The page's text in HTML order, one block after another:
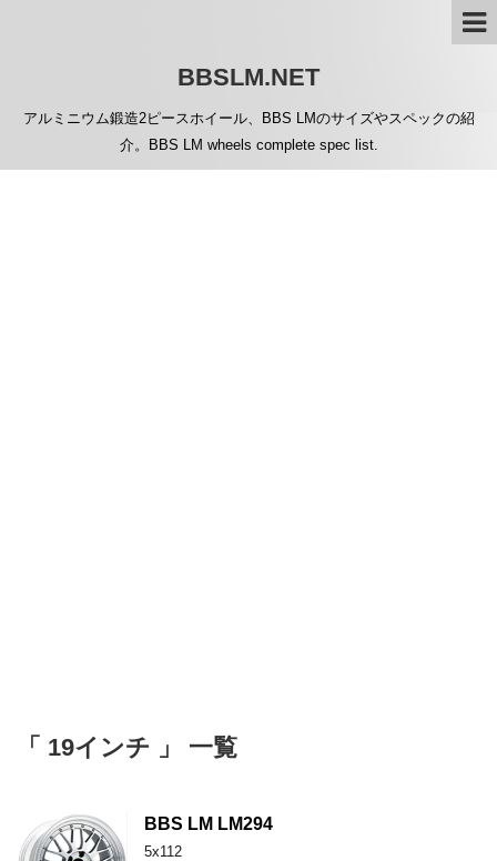
BBSLM.NET
アルミニウム鍛造2ピースホイール、BBS LMのサイズやスペックの紹
介。BBS LM wheels complete spec list.
「 19インチ 」 一覧
BBS LM LM294
5x112